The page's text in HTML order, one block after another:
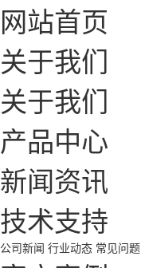
网站首页
关于我们
关于我们
产品中心
新闻资讯
技术支持
公司新闻 行业动态 常见问题